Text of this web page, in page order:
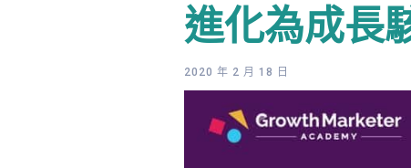
進化為成長
2020 年 2 月 18 日